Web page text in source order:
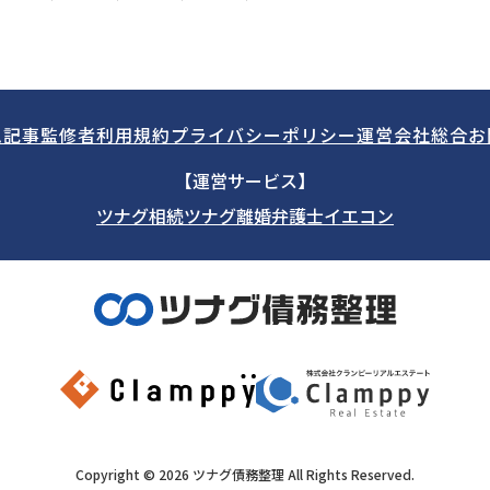
事監修者利用規約プライバシーポリシー運営会社総合
【運営サービス】
ツナグ相続ツナグ離婚弁護士イエコン
Copyright © 2026 ツナグ債務整理 All Rights Reserved.